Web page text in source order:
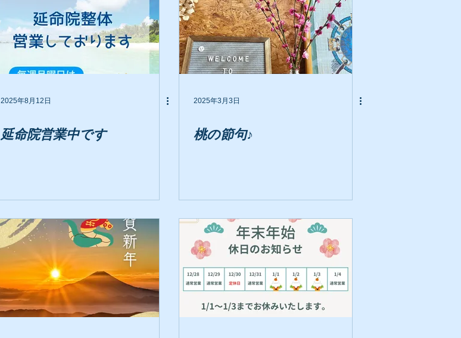
2025年8月12日
延命院営業中です
2025年3月3日
桃の節句♪